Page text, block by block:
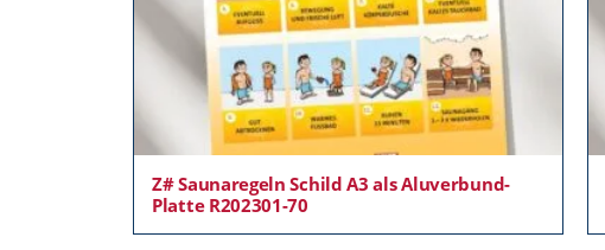
Z# Saunaregeln Schild A3 als Aluverbund-
Platte R202301-70